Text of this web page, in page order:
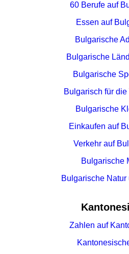
60 Berufe auf
Essen auf
Bulgarische
Bulgarische
Bulgarische
Bulgarisch für die
Bulgarische
Einkaufen auf
Verkehr auf
Bulgarische
Bulgarische Natur
Zahlen auf